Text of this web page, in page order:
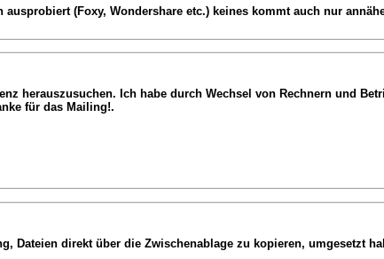
(Foxy, Wondershare etc.) keines kommt auch nur
herauszusuchen. Ich habe durch Wechsel von Rechnern und
für das Mailing!.
Dateien direkt über die Zwischenablage zu kopieren, umgesetzt